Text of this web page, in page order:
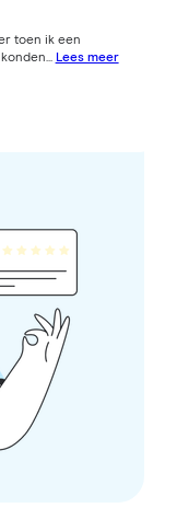
toen ik een
Lees meer